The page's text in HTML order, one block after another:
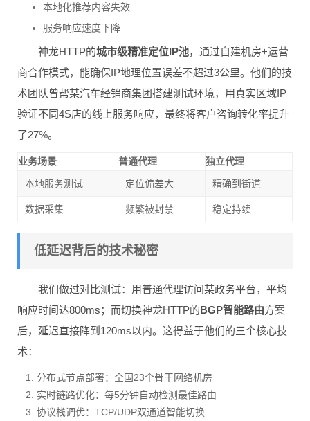
本地化推荐内容失效
服务响应速度下降
神龙HTTP的城市级精准定位IP池，通过自建机房+运营
商合作模式，能确保IP地理位置误差不超过3公里。他们的技
术团队曾帮某汽车经销商集团搭建测试环境，用真实区域IP
验证不同4S店的线上服务响应，最终将客户咨询转化率提升
了27%。
业务场景 普通代理
独立代理
本地服务测试
定位偏差大 精确到街道
数据采集 频繁被封禁 稳定持续
低延迟背后的技术秘密
我们做过对比测试：用普通代理访问某政务平台，平均
响应时间达800ms；而切换神龙HTTP的BGP智能路由方案
后，延迟直接降到120ms以内。这得益于他们的三个核心技
术：
分布式节点部署：全国23个骨干网络机房
实时链路优化：每5分钟自动检测最佳路由
协议栈调优：TCP/UDP双通道智能切换